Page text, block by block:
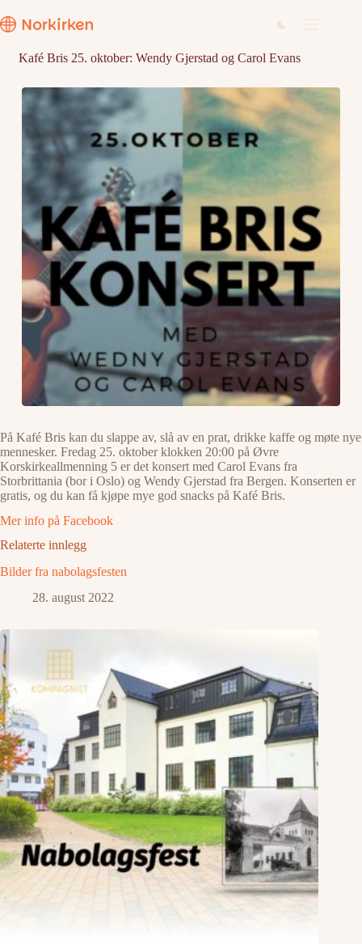
til
innholdet
Kafé Bris 25. oktober: Wendy Gjerstad og Carol Evans
På Kafé Bris kan du slappe av, slå av en prat, drikke kaffe og møte nye
mennesker. Fredag 25. oktober klokken 20:00 på Øvre
Korskirkeallmenning 5 er det konsert med Carol Evans fra
Storbrittania (bor i Oslo) og Wendy Gjerstad fra Bergen. Konserten er
gratis, og du kan få kjøpe mye god snacks på Kafé Bris.
Mer info på Facebook
Relaterte innlegg
Bilder fra nabolagsfesten
28. august 2022